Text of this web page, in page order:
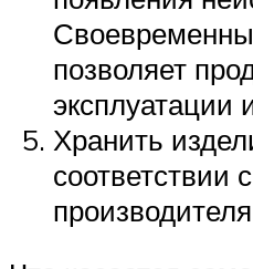
позволяет
эксплуатации
Хранить
соответствии